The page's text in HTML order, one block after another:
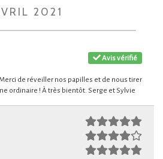
2021
Avis vérifié
de réveiller nos papilles et de nous tirer
ordinaire ! À très bientôt. Serge et Sylvie